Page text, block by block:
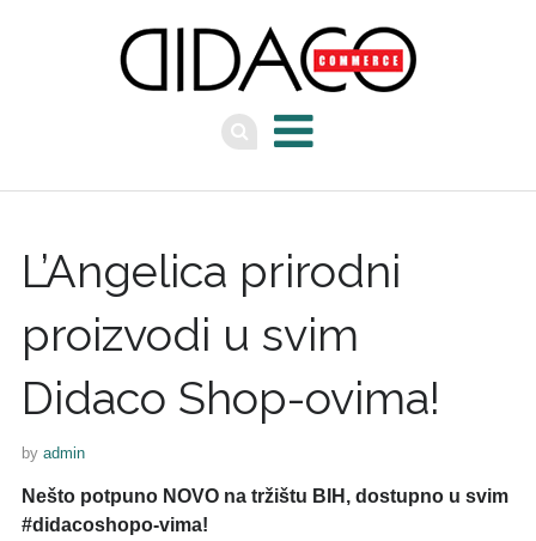
L’Angelica prirodni
proizvodi u svim
Didaco Shop-ovima!
by admin
Nešto potpuno NOVO na tržištu BIH, dostupno u svim
#didacoshopo-vima!